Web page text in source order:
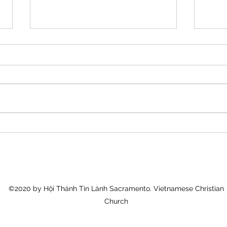
A-Đam Và Đấng Christ
©2020 by Hội Thánh Tin Lành Sacramento. Vietnamese Christian
Church